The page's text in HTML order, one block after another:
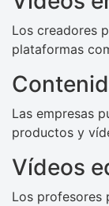
Los creadores
plataformas
Las empresas
productos y
Vídeos
Los profesores